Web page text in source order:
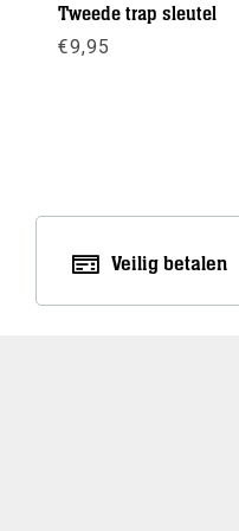
Tweede trap sleutel
€9,95
Veilig betalen